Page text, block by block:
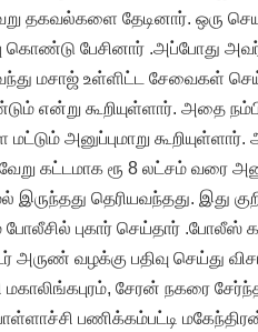
தகவல்களை தேடினார். ஒரு
கொண்டு பேசினார் .அப்போது
மசாஜ் உள்ளிட்ட சேவைகள்
என்று கூறியுள்ளார். அதை
அனுப்புமாறு
கட்டமாக ரூ 8 லட்சம் வரை
தெரியவந்தது. இது
புகார் செய்தார் .போலீஸ்
அருண் வழக்கு பதிவு செய்து
சேரன் நகரை
பணிக்கம்பட்டி